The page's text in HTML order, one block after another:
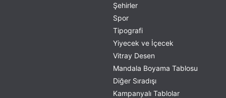
Şehirler
Spor
Tipografi
Yiyecek ve İçecek
Vitray Desen
Mandala Boyama Tablosu
Diğer Sıradışı
Kampanyalı Tablolar